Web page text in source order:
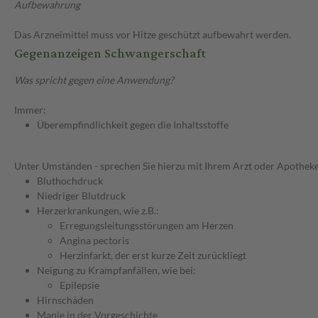
Aufbewahrung
Das Arzneimittel muss vor Hitze geschützt aufbewahrt werden.
Gegenanzeigen Schwangerschaft
Was spricht gegen eine Anwendung?
Immer:
Überempfindlichkeit gegen die Inhaltsstoffe
Unter Umständen - sprechen Sie hierzu mit Ihrem Arzt oder
Bluthochdruck
Niedriger Blutdruck
Herzerkrankungen, wie z.B.:
Erregungsleitungsstörungen am Herzen
Angina pectoris
Herzinfarkt, der erst kurze Zeit zurückliegt
Neigung zu Krampfanfällen, wie bei:
Epilepsie
Hirnschäden
Manie in der Vorgeschichte